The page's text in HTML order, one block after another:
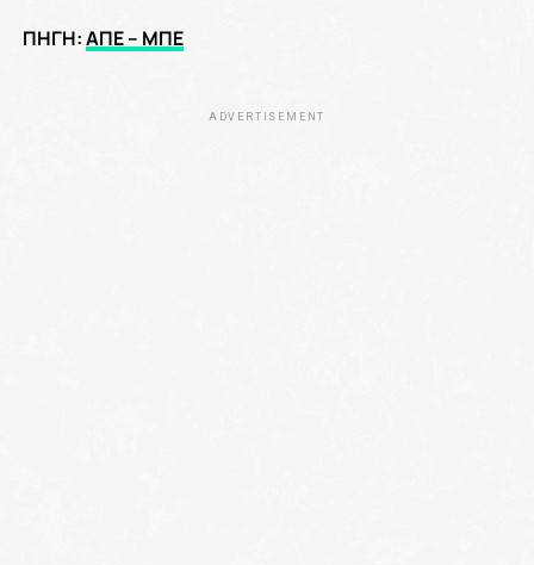
ΠΗΓΗ:ΑΠΕ – ΜΠΕ
ADVERTISEMENT